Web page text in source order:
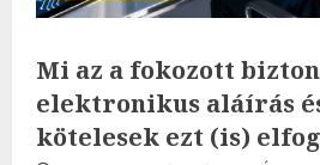
Mi az a fokozott
elektronikus aláírás
kötelesek ezt (is)